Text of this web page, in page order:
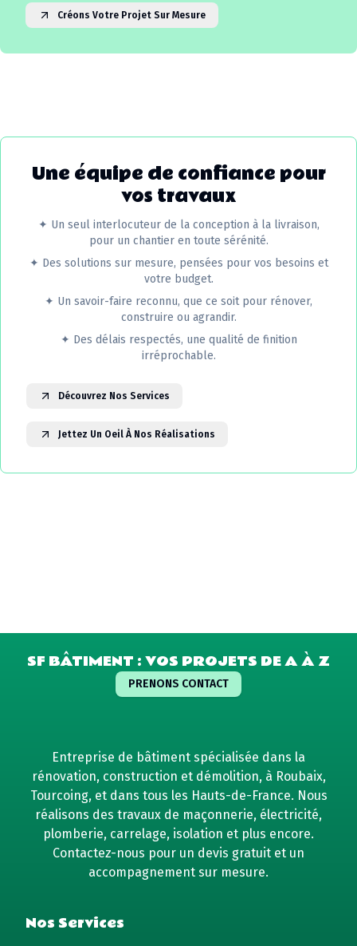
Créons Votre Projet Sur Mesure
Une équipe de confiance pour
vos travaux
✦ Un seul interlocuteur de la conception à la livraison,
pour un chantier en toute sérénité.
✦ Des solutions sur mesure, pensées pour vos besoins et
votre budget.
✦ Un savoir-faire reconnu, que ce soit pour rénover,
construire ou agrandir.
✦ Des délais respectés, une qualité de finition
irréprochable.
Découvrez Nos Services
Jettez Un Oeil À Nos Réalisations
SF BÂTIMENT : VOS PROJETS DE A À Z
PRENONS CONTACT
Entreprise de bâtiment spécialisée dans la
rénovation, construction et démolition, à Roubaix,
Tourcoing, et dans tous les Hauts-de-France. Nous
réalisons des travaux de maçonnerie, électricité,
plomberie, carrelage, isolation et plus encore.
Contactez-nous pour un devis gratuit et un
accompagnement sur mesure.
Nos Services